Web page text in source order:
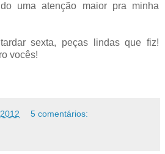
uma atenção maior pra minha
sexta, peças lindas que fiz!
vocês!
5 comentários: